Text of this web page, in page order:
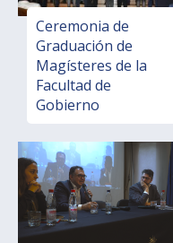
Ceremonia de
Graduación de
Magísteres de la
Facultad de
Gobierno